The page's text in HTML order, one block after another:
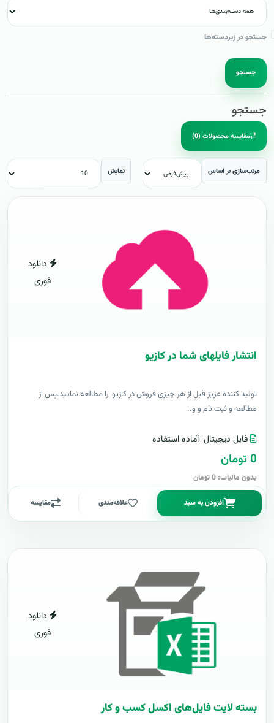
جستجو در زیردسته‌ها
جستجو
جستجو
مقایسه محصولات (0)
مرتب‌سازی بر اساس نمایش
دانلود
فوری
انتشار فایلهای شما در کازیو
توليد کننده عزيز قبل از هر چیزی فروش در کازیو را مطالعه نمایید.پس از
مطالعه و ثبت نام و و..
فایل دیجیتال آماده استفاده
0 تومان
بدون مالیات: 0 تومان
افزودن به سبد علاقه‌مندی مقایسه
دانلود
فوری
بسته لایت فایل‌های اکسل کسب و کار